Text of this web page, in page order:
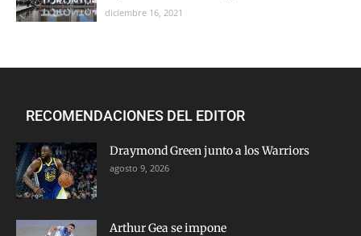
diciembre 16, 2021
RECOMENDACIONES DEL EDITOR
Draymond Green junto a los Warriors
agosto 9, 2026
Arthur Gea se impone